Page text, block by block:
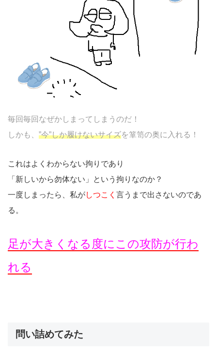
毎回毎回なぜかしまってしまうのだ！
しかも、 ”今”しか履けないサイズを箪笥の奥に入れる！
これはよくわからない拘りであり
「新しいから勿体ない」という拘りなのか？
一度しまったら、私がしつこく 言うまで出さないのであ
る。
足が大きくなる度にこの攻防が行わ
れる
問い詰めてみた